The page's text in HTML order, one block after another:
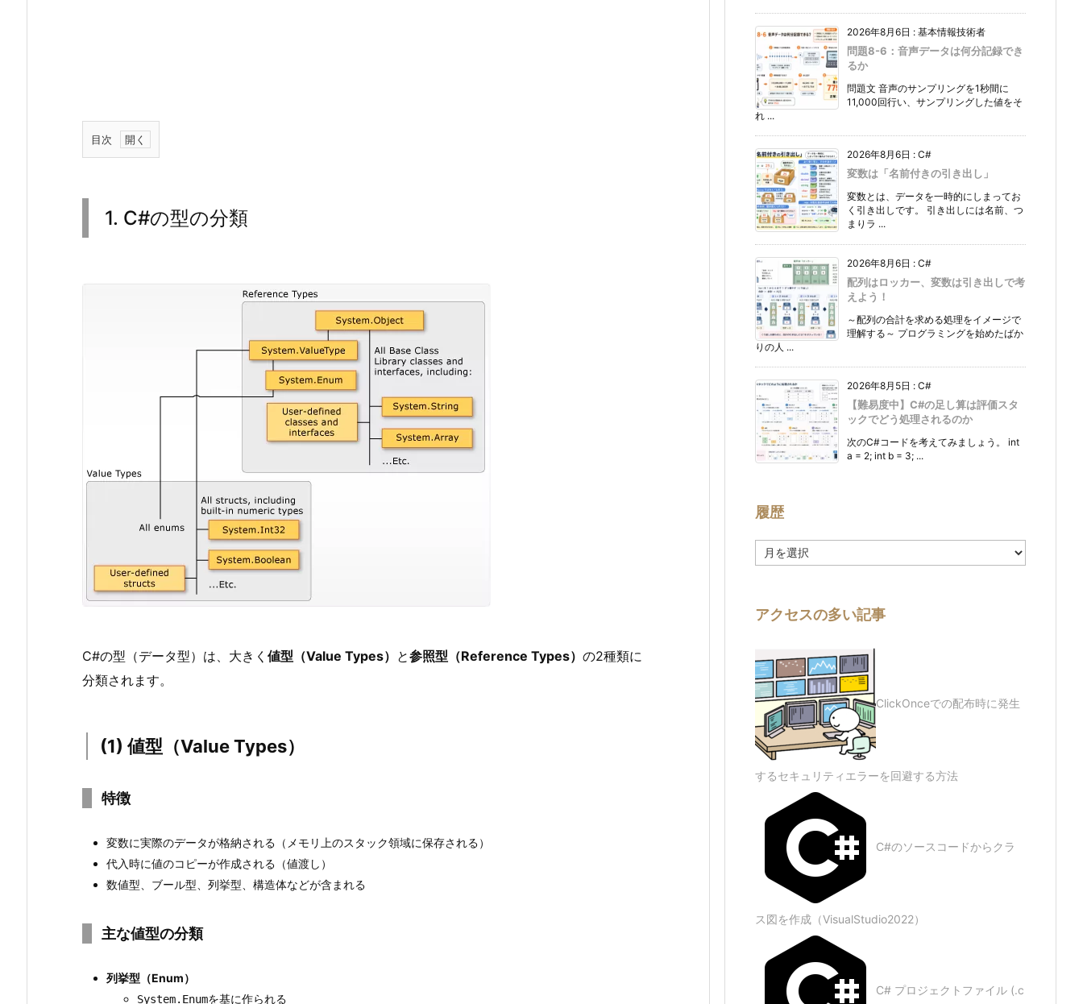
目次
1.
a
p
2.
照
（R
f
e
c
T
1. C#の型の分類
C#の型（データ型）は、大きく 値型（Value Types） と参照型（Reference Types） の2種類に
分類されます。
(1) 値型（Value Types）
特徴
変数に実際のデータが格納される（メモリ上のスタック領域に保存される）
代入時に値のコピーが作成される（値渡し）
数値型、ブール型、列挙型、構造体などが含まれる
主な値型の分類
列挙型（Enum）
System.Enumを基に作られる
2026年8月6日 : 基本情報技術者
問題8-6：音声データは何分記録でき
るか
問題文 音声のサンプリングを1秒間に
11,000回行い、サンプリングした値をそ
れ ...
2026年8月6日 : C#
変数は「名前付きの引き出し」
変数とは、データを一時的にしまってお
く引き出しです。 引き出しには名前、つ
まりラ ...
2026年8月6日 : C#
配列はロッカー、変数は引き出しで考
えよう！
～配列の合計を求める処理をイメージで
理解する～ プログラミングを始めたばか
りの人 ...
2026年8月5日 : C#
【難易度中】C#の足し算は評価スタ
ックでどう処理されるのか
次のC#コードを考えてみましょう。 int
a = 2; int b = 3; ...
履歴
歴
アクセスの多い記事
ClickOnceでの配布時に発生
するセキュリティエラーを回避する方法
C#のソースコードからクラ
ス図を作成（VisualStudio2022）
C# プロジェクトファイル (.c